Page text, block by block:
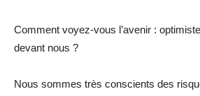
Comment voyez-vous l’avenir :
devant nous ?
Nous sommes très conscients des